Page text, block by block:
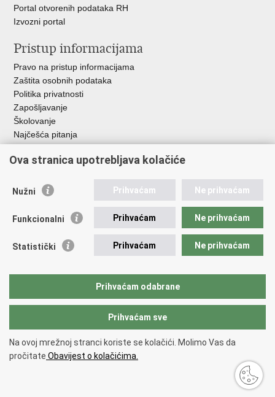
Portal otvorenih podataka RH
Izvozni portal
Pristup informacijama
Pravo na pristup informacijama
Zaštita osobnih podataka
Politika privatnosti
Zapošljavanje
Školovanje
Najčešća pitanja
Važne poveznice
EMN Nacionalna kontaktna točka za Republiku Hrvatsku
Policijska akademija
Zaklada policijske solidarnosti
Udruge
Copyright © 2026 Ministarstvo unutarnjih poslova Republike Hrvatske.
Uvjeti korištenja.Izjava o pristupačnosti
Ova stranica upotrebljava kolačiće
Nužni Prihvaćam Ne prihvaćam
Funkcionalni Prihvaćam Ne prihvaćam
Statistički Prihvaćam Ne prihvaćam
Prihvaćam odabrane
Prihvaćam sve
Na ovoj mrežnoj stranci koriste se kolačići. Molimo Vas da
pročitate Obavijest o kolačićima.